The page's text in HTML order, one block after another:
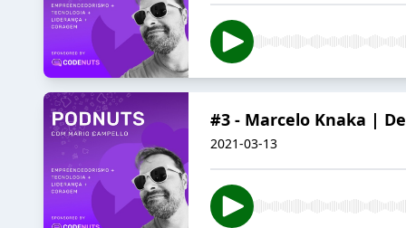
#3 - Marcelo Knaka |
2021-03-13